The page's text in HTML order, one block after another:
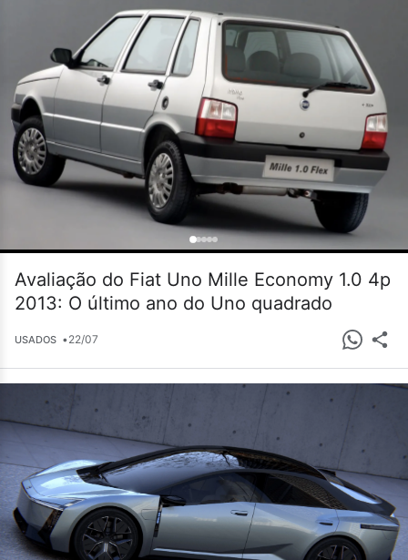
Avaliação do Fiat Uno Mille Economy 1.0 4p
2013: O último ano do Uno quadrado
USADOS •22/07